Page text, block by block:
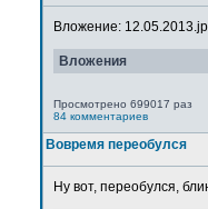
Вложение:
Вложения
Просмотрено 699017 раз
84 комментариев
Вовремя переобулся
Ну вот, переобулся,